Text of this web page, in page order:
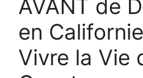
AVANT de
en
Vivre la Vie